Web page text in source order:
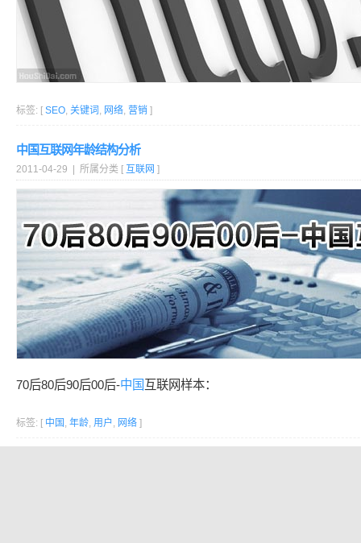
标签: [ SEO, 关键词 , 网络, 营销 ]
中国互联网年龄结构分析
2011-04-29 | 所属分类 [ 互联网 ]
70后80后90后00后-中国 互联网样本：
标签: [ 中国 , 年龄, 用户, 网络 ]